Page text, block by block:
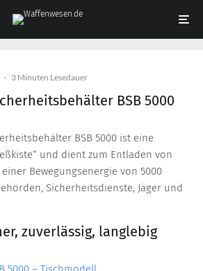
· 3 Minuten Lesedauer
BSB 5000
BSB 5000 ist eine
und dient zum Entladen von
Bewegungsenergie von 5000
Sicherheitsdienste, Jäger und
zuverlässig, langlebig